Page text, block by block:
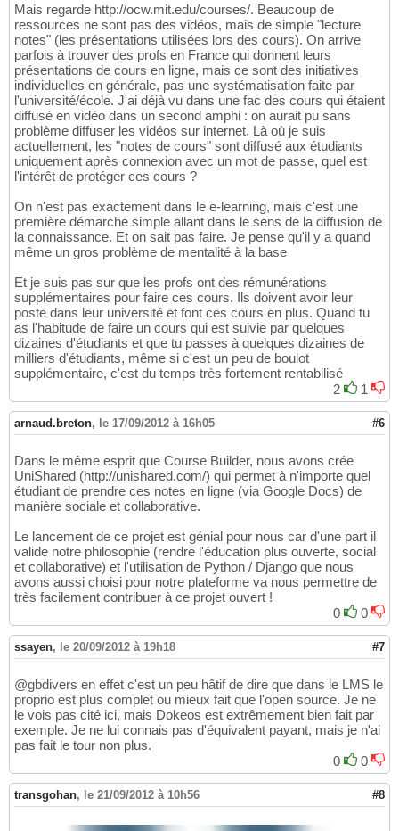
Mais regarde http://ocw.mit.edu/courses/. Beaucoup de
ressources ne sont pas des vidéos, mais de simple "lecture
notes" (les présentations utilisées lors des cours). On arrive
parfois à trouver des profs en France qui donnent leurs
présentations de cours en ligne, mais ce sont des initiatives
individuelles en générale, pas une systématisation faite par
l'université/école. J'ai déjà vu dans une fac des cours qui étaient
diffusé en vidéo dans un second amphi : on aurait pu sans
problème diffuser les vidéos sur internet. Là où je suis
actuellement, les "notes de cours" sont diffusé aux étudiants
uniquement après connexion avec un mot de passe, quel est
l'intérêt de protéger ces cours ?
On n'est pas exactement dans le e-learning, mais c'est une
première démarche simple allant dans le sens de la diffusion de
la connaissance. Et on sait pas faire. Je pense qu'il y a quand
même un gros problème de mentalité à la base
Et je suis pas sur que les profs ont des rémunérations
supplémentaires pour faire ces cours. Ils doivent avoir leur
poste dans leur université et font ces cours en plus. Quand tu
as l'habitude de faire un cours qui est suivie par quelques
dizaines d'étudiants et que tu passes à quelques dizaines de
milliers d'étudiants, même si c'est un peu de boulot
supplémentaire, c'est du temps très fortement rentabilisé
2
1
arnaud.breton, le 17/09/2012 à 16h05 #6
Dans le même esprit que Course Builder, nous avons crée
UniShared (http://unishared.com/) qui permet à n'importe quel
étudiant de prendre ces notes en ligne (via Google Docs) de
manière sociale et collaborative.
Le lancement de ce projet est génial pour nous car d'une part il
valide notre philosophie (rendre l'éducation plus ouverte, social
et collaborative) et l'utilisation de Python / Django que nous
avons aussi choisi pour notre plateforme va nous permettre de
très facilement contribuer à ce projet ouvert !
0
0
ssayen, le 20/09/2012 à 19h18 #7
@gbdivers en effet c'est un peu hâtif de dire que dans le LMS le
proprio est plus complet ou mieux fait que l'open source. Je ne
le vois pas cité ici, mais Dokeos est extrêmement bien fait par
exemple. Je ne lui connais pas d'équivalent payant, mais je n'ai
pas fait le tour non plus.
0
0
transgohan, le 21/09/2012 à 10h56 #8